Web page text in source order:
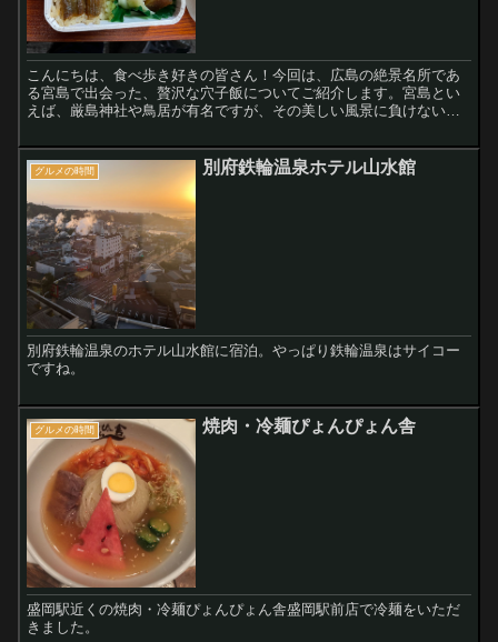
こんにちは、食べ歩き好きの皆さん！今回は、広島の絶景名所であ
る宮島で出会った、贅沢な穴子飯についてご紹介します。宮島とい
えば、厳島神社や鳥居が有名ですが、その美しい風景に負けないく
す。 宮島へお参りに行ったとき、久しぶりに『うえの あなごめし』
をいただきました。 店内での食事はすでに時間外でしたが、お持ち
帰りは大丈夫。 ここのあなごめしは持って帰ってそのまま食べても
柔らかくてほんとにおいしいです。
グルメの時間 別府鉄輪温泉ホテル山水館
別府鉄輪温泉のホテル山水館に宿泊。やっぱり鉄輪温泉はサイコー
ですね。
グルメの時間 焼肉・冷麺ぴょんぴょん舎
盛岡駅近くの焼肉・冷麺ぴょんぴょん舎盛岡駅前店で冷麺をいただ
きました。